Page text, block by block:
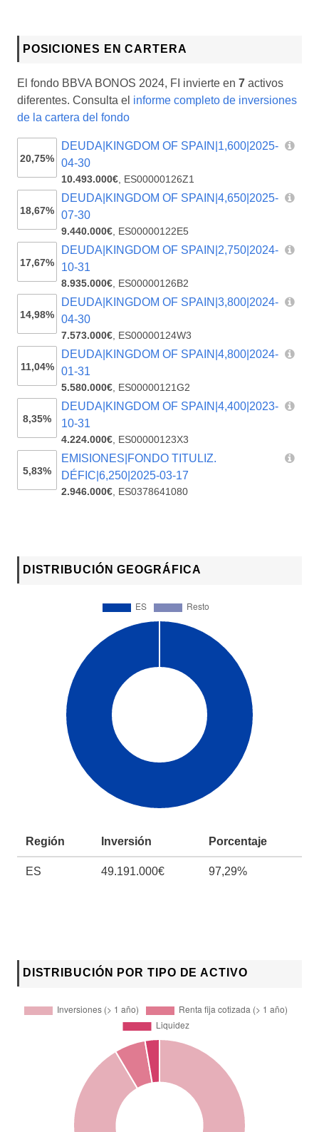
POSICIONES EN CARTERA
El fondo BBVA BONOS 2024, FI invierte en 7 activos
diferentes. Consulta el informe completo de inversiones
de la cartera del fondo
20,75%
DEUDA|KINGDOM OF SPAIN|1,600|2025-
04-30
10.493.000€, ES00000126Z1
18,67%
DEUDA|KINGDOM OF SPAIN|4,650|2025-
07-30
9.440.000€, ES00000122E5
17,67%
DEUDA|KINGDOM OF SPAIN|2,750|2024-
10-31
8.935.000€, ES00000126B2
14,98%
DEUDA|KINGDOM OF SPAIN|3,800|2024-
04-30
7.573.000€, ES00000124W3
11,04%
DEUDA|KINGDOM OF SPAIN|4,800|2024-
01-31
5.580.000€, ES00000121G2
8,35%
DEUDA|KINGDOM OF SPAIN|4,400|2023-
10-31
4.224.000€, ES00000123X3
5,83%
EMISIONES|FONDO TITULIZ.
DÉFIC|6,250|2025-03-17
2.946.000€, ES0378641080
DISTRIBUCIÓN GEOGRÁFICA
Región Inversión Porcentaje
ES 49.191.000€ 97,29%
DISTRIBUCIÓN POR TIPO DE ACTIVO